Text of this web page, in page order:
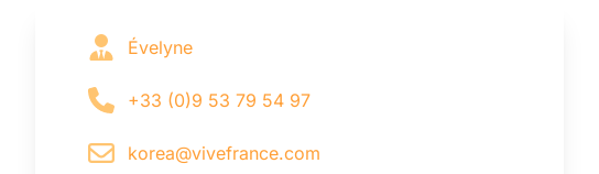
Évelyne
+33 (0)9 53 79 54 97
korea@vivefrance.com